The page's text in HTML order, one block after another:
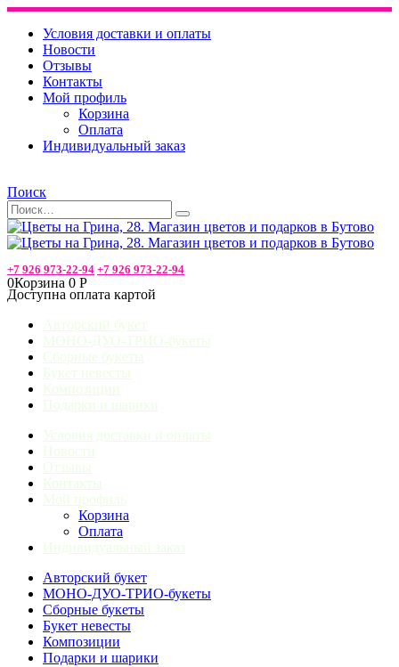
Условия доставки и оплаты
Новости
Отзывы
Контакты
Мой профиль
Корзина
Оплата
Индивидуальный заказ
Поиск
+7 926 973-22-94 +7 926 973-22-94
0Корзина 0 Р
Доступна оплата картой
Авторский букет
МОНО-ДУО-ТРИО-букеты
Сборные букеты
Букет невесты
Композиции
Подарки и шарики
Условия доставки и оплаты
Новости
Отзывы
Контакты
Мой профиль
Корзина
Оплата
Индивидуальный заказ
Авторский букет
МОНО-ДУО-ТРИО-букеты
Сборные букеты
Букет невесты
Композиции
Подарки и шарики